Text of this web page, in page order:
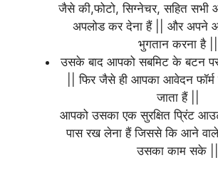
जैसे की,फोटो, सिग्नेचर, सहित सभी
अपलोड कर देना हैं || और अपने
भुगतान करना है ||
उसके बाद आपको सबमिट के बटन
|| फिर जैसे ही आपका आवेदन
जाता हैं ||
आपको उसका एक सुरक्षित प्रिंट
पास रख लेना हैं जिससे कि आने
उसका काम सके ||